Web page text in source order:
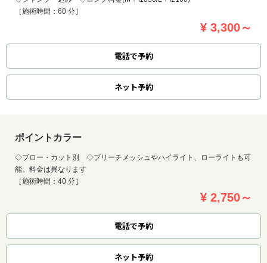
［施術時間：60 分］
¥ 3,300～
電話で予約
ネット予約
ポイントカラー
◇ブロー・カット別 ◇ブリーチメッシュやハイライト、ローライトも可
能。料金は異なります
［施術時間：40 分］
¥ 2,750～
電話で予約
ネット予約